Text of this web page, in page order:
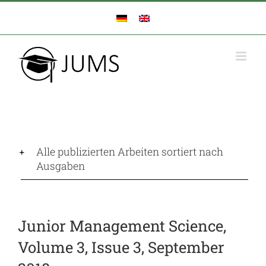
Zum
springen
Alle publizierten Arbeiten sortiert nach
Ausgaben
Junior Management Science,
Volume 3, Issue 3, September